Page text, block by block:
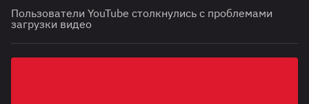
Пользователи YouTube столкнулись с проблемами
загрузки видео